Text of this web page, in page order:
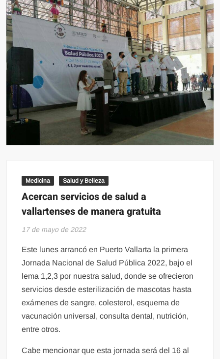
Medicina Salud y Belleza
Acercan servicios de salud a
vallartenses de manera gratuita
17 de mayo de 2022
Este lunes arrancó en Puerto Vallarta la primera
Jornada Nacional de Salud Pública 2022, bajo el
lema 1,2,3 por nuestra salud, donde se ofrecieron
servicios desde esterilización de mascotas hasta
exámenes de sangre, colesterol, esquema de
vacunación universal, consulta dental, nutrición,
entre otros.
Cabe mencionar que esta jornada será del 16 al